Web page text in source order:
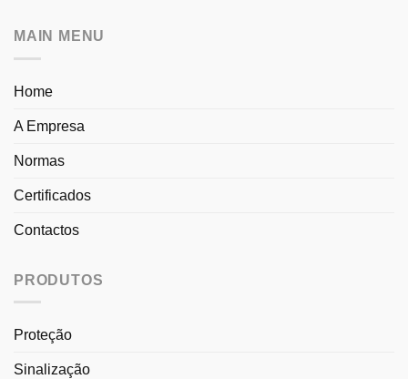
MAIN MENU
Home
A Empresa
Normas
Certificados
Contactos
PRODUTOS
Proteção
Sinalização